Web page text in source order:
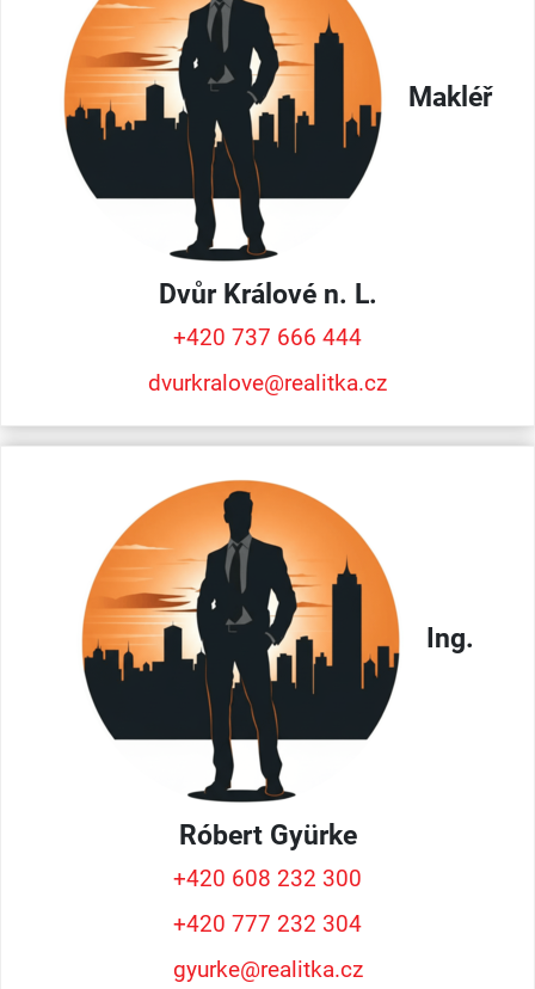
Makléř
Dvůr Králové n. L.
+420 737 666 444
dvurkralove@realitka.cz
Ing.
Róbert Gyürke
+420 608 232 300
+420 777 232 304
gyurke@realitka.cz